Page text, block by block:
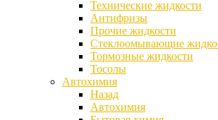
Технические жидкости
Антифризы
Прочие жидкости
Стеклоомывающие
Тормозные жидкости
Тосолы
Автохимия
Назад
Автохимия